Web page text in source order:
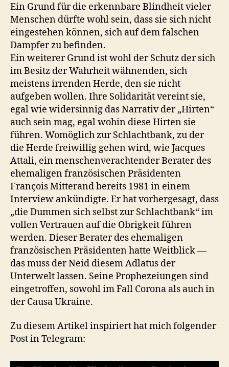
Ein Grund für die erkennbare Blindheit vieler
Menschen dürfte wohl sein, dass sie sich nicht
eingestehen können, sich auf dem falschen
Dampfer zu befinden.
Ein weiterer Grund ist wohl der Schutz der sich
im Besitz der Wahrheit wähnenden, sich
meistens irrenden Herde, den sie nicht
aufgeben wollen. Ihre Solidarität vereint sie,
egal wie widersinnig das Narrativ der „Hirten“
auch sein mag, egal wohin diese Hirten sie
führen. Womöglich zur Schlachtbank, zu der
die Herde freiwillig gehen wird, wie Jacques
Attali, ein menschenverachtender Berater des
ehemaligen französischen Präsidenten
François Mitterand bereits 1981 in einem
Interview ankündigte. Er hat vorhergesagt, dass
„die Dummen sich selbst zur Schlachtbank“ im
vollen Vertrauen auf die Obrigkeit führen
werden. Dieser Berater des ehemaligen
französischen Präsidenten hatte Weitblick —
das muss der Neid diesem Adlatus der
Unterwelt lassen. Seine Prophezeiungen sind
eingetroffen, sowohl im Fall Corona als auch in
der Causa Ukraine.
Zu diesem Artikel inspiriert hat mich folgender
Post in Telegram: